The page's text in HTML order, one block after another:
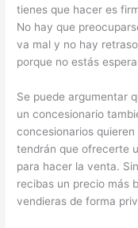
tienes que hacer es
No hay que
va mal y no hay
porque no estás
Se puede argumentar
un concesionario
concesionarios
tendrán que ofrecerte
para hacer la venta.
recibas un precio más
vendieras de forma